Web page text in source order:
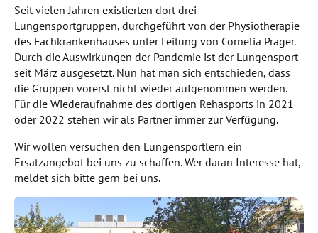
Seit vielen Jahren existierten dort drei
Lungensportgruppen, durchgeführt von der Physiotherapie
des Fachkrankenhauses unter Leitung von Cornelia Prager.
Durch die Auswirkungen der Pandemie ist der Lungensport
seit März ausgesetzt. Nun hat man sich entschieden, dass
die Gruppen vorerst nicht wieder aufgenommen werden.
Für die Wiederaufnahme des dortigen Rehasports in 2021
oder 2022 stehen wir als Partner immer zur Verfügung.
Wir wollen versuchen den Lungensportlern ein
Ersatzangebot bei uns zu schaffen. Wer daran Interesse hat,
meldet sich bitte gern bei uns.